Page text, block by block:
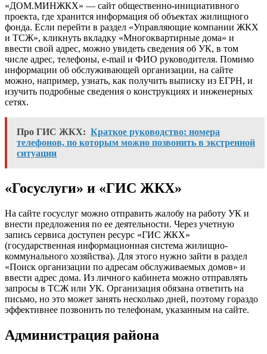
«ДОМ.МИНЖКХ» — сайт общественно-инициативного
проекта, где хранится информация об объектах жилищного
фонда. Если перейти в раздел «Управляющие компании ЖКХ
и ТСЖ», кликнуть вкладку «Многоквартирные дома» и
ввести свой адрес, можно увидеть сведения об УК, в том
числе адрес, телефоны, e-mail и ФИО руководителя. Помимо
информации об обслуживающей организации, на сайте
можно, например, узнать, как получить выписку из ЕГРН, и
изучить подробные сведения о конструкциях и инженерных
сетях.
Про ГИС ЖКХ: Краткое руководство: номера
телефонов, по которым можно позвонить в экстренной
ситуации
«Госуслуги» и «ГИС ЖКХ»
На сайте госуслуг можно отправить жалобу на работу УК и
внести предложения по ее деятельности. Через учетную
запись сервиса доступен ресурс «ГИС ЖКХ»
(государственная информационная система жилищно-
коммунального хозяйства). Для этого нужно зайти в раздел
«Поиск организации по адресам обслуживаемых домов» и
ввести адрес дома. Из личного кабинета можно отправлять
запросы в ТСЖ или УК. Организация обязана ответить на
письмо, но это может занять несколько дней, поэтому гораздо
эффективнее позвонить по телефонам, указанным на сайте.
Администрация района